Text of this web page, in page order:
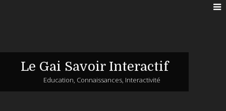
Le Gai Savoir Interactif
Education, Connaissances, Interactivité